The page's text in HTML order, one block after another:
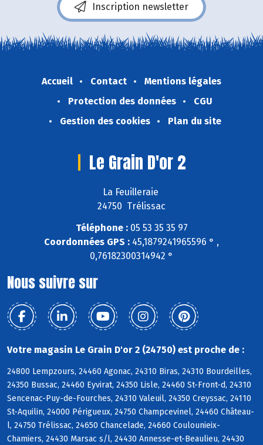
Inscription newsletter
Accueil Contact
Mentions légales
Protection des données
CGU
Gestion des cookies
Plan du site
Le Grain D'or 2
La Feuilleraie
24750 Trélissac
Téléphone :05 53 35 35 97
Coordonnées GPS : 45,1879241965596 ° ,
0,76182300314942 °
Nous suivre sur
Votre magasin Le Grain D'or 2 (24750) est proche de :
24800 Lempzours, 24460 Agonac, 24310 Biras, 24310 Bourdeilles,
24350 Bussac, 24460 Eyvirat, 24350 Lisle, 24460 St-Front-d, 24310
Sencenac-Puy-de-Fourches, 24310 Valeuil, 24350 Creyssac, 24110
St-Aquilin, 24000 Périgueux, 24750 Champcevinel, 24460 Château-
l, 24750 Trélissac, 24650 Chancelade, 24660 Coulounieix-
Chamiers, 24430 Marsac s/l, 24430 Annesse-et-Beaulieu, 24430